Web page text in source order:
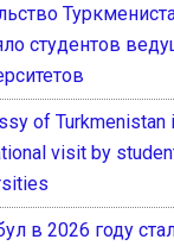
студентов
of
visit by
в 2026 году